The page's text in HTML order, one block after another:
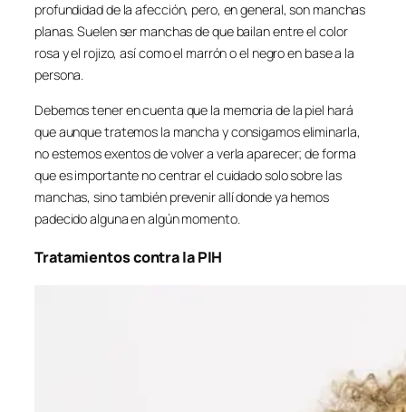
profundidad de la afección, pero, en general, son manchas
planas. Suelen ser manchas de que bailan entre el color
rosa y el rojizo, así como el marrón o el negro en base a la
persona.
Debemos tener en cuenta que la memoria de la piel hará
que aunque tratemos la mancha y consigamos eliminarla,
no estemos exentos de volver a verla aparecer; de forma
que es importante no centrar el cuidado solo sobre las
manchas, sino también prevenir allí donde ya hemos
padecido alguna en algún momento.
Tratamientos contra la PIH